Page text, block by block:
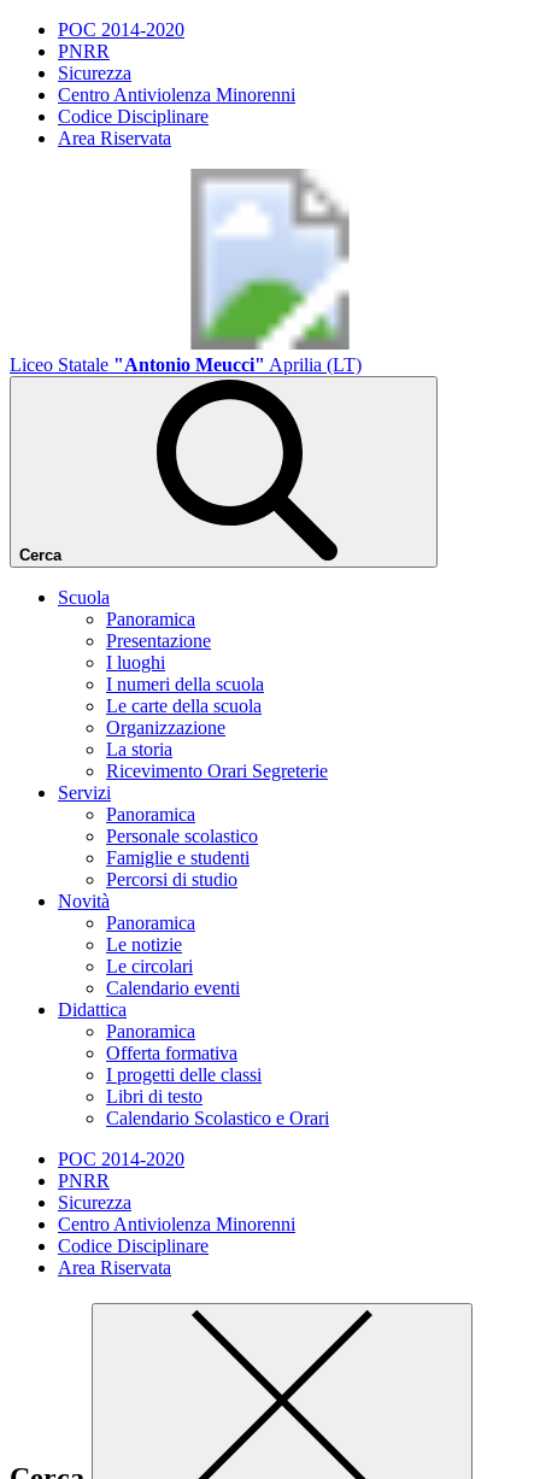
POC 2014-2020
PNRR
Sicurezza
Centro Antiviolenza Minorenni
Codice Disciplinare
Area Riservata
Liceo Statale "Antonio Meucci" Aprilia (LT)
Cerca
Scuola
Panoramica
Presentazione
I luoghi
I numeri della scuola
Le carte della scuola
Organizzazione
La storia
Ricevimento Orari Segreterie
Servizi
Panoramica
Personale scolastico
Famiglie e studenti
Percorsi di studio
Novità
Panoramica
Le notizie
Le circolari
Calendario eventi
Didattica
Panoramica
Offerta formativa
I progetti delle classi
Libri di testo
Calendario Scolastico e Orari
POC 2014-2020
PNRR
Sicurezza
Centro Antiviolenza Minorenni
Codice Disciplinare
Area Riservata